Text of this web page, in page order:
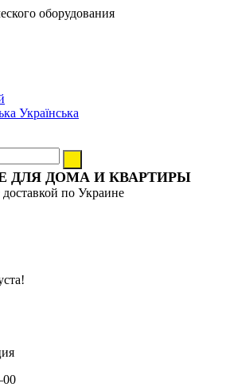
оборудования
Українська
ДЛЯ ДОМА И КВАРТИРЫ
по Украине